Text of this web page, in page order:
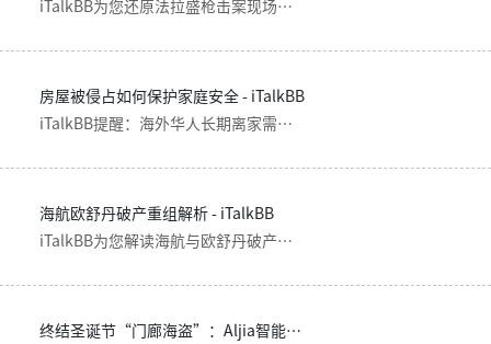
iTalkBB为您还原法拉盛枪击案现场，提供国土安全部认证的"跑躲反"三原则逃生指南，AIjia智能安防为华人家庭保驾护航。
房屋被侵占如何保护家庭安全 - iTalkBB
iTalkBB提醒：海外华人长期离家需警惕房屋侵占！AIjia智能安防系统24小时监控，实时报警，守护您的财产安全。立即了解逆权侵占法及安防解决方案。
海航欧舒丹破产重组解析 - iTalkBB
iTalkBB为您解读海航与欧舒丹破产重组背后的商业逻辑，分析企业破产保护与清算的区别，同时推荐Aijia智能安防系统守护家庭安全。
终结圣诞节“门廊海盗”：Aljia智能安防摄像头，看住您的节日包裹！ - iTalkBB